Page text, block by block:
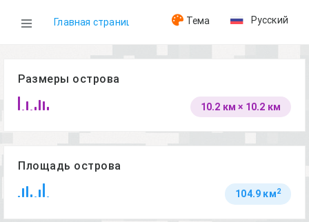
Главная страница Тема Русский
Размеры острова
10.2 км × 10.2 км
Площадь острова
104.9 км2